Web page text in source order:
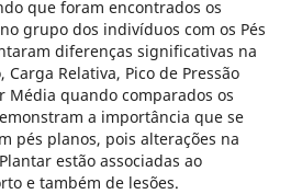
que foram encontrados os
grupo dos indivíduos com os Pés
diferenças significativas na
Relativa, Pico de Pressão
Média quando comparados os
a importância que se
pés planos, pois alterações na
estão associadas ao
e também de lesões.